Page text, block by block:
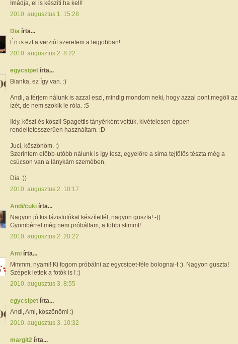
Imádja, el is készíti ha kell!
2010. augusztus 1. 15:28
Dia írta...
Én is ezt a verziót szeretem a legjobban!
2010. augusztus 2. 8:22
egycsipet írta...
Bianka, ez így van. :)
Andi, a férjem nálunk is azzal eszi, mindig mondom neki, hogy azzal pont megöli az
ízét, de nem szokik le róla. :S
Ildy, köszi és köszi! Spagettis tányérként vettük, kivételesen éppen
rendeltetésszerűen használtam. :D
Juci, köszönöm. :)
Szerintem előbb-utóbb nálunk is így lesz, egyelőre a sima tejfölös tészta még a
csúcson van a lánykám szemében.
Dia :))
2010. augusztus 2. 10:17
Andi/cuki írta...
Nagyon jó kis fázisfotókat készítettél, nagyon guszta!:-))
Gyömbérrel még nem próbáltam, a többi stimmt!
2010. augusztus 2. 20:22
Ami írta...
Mmmm, nyami! Ki fogom próbálni az egycsipet-féle bolognai-t :). Nagyon guszta!
Szépek lettek a fotók is ! :)
2010. augusztus 3. 8:55
egycsipet írta...
Andi, Ami, köszönöm! :)
2010. augusztus 3. 10:32
margit2 írta...